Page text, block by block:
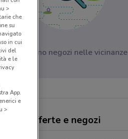
Non ci sono negozi nelle vicinanze
offerte e negozi
>
che
su
in cui
del
e le
App.
e
>